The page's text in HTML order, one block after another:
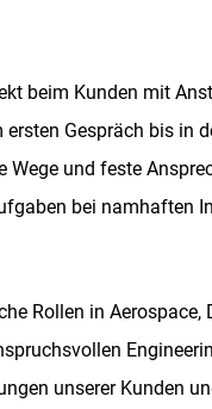
beim Kunden mit
Gespräch bis in
Wege und feste
bei namhaften
Rollen in Aerospace,
unserer Kunden